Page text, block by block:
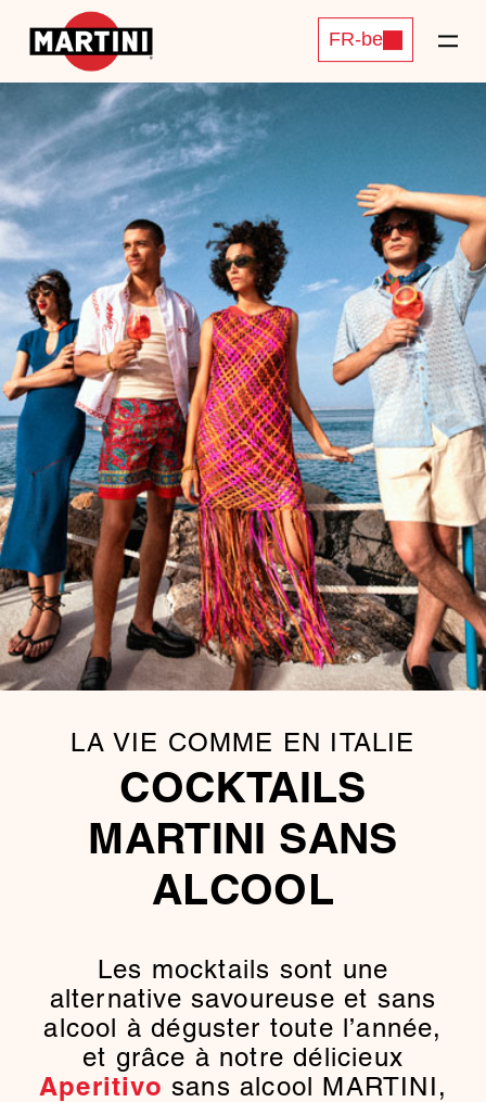
FR-be
LA VIE COMME EN ITALIE
COCKTAILS
MARTINI SANS
ALCOOL
Les mocktails sont une
alternative savoureuse et sans
alcool à déguster toute l’année,
et grâce à notre délicieux
Aperitivo sans alcool MARTINI,